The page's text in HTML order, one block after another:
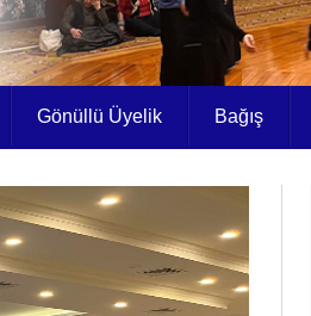
Gönüllü Üyelik Bağış